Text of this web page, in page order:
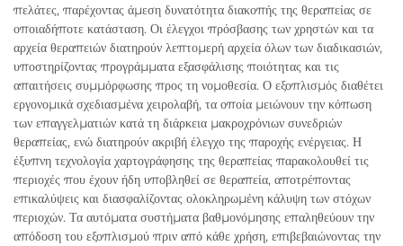
πελάτες, παρέχοντας άμεση δυνατότητα διακοπής της θεραπείας σε
οποιαδήποτε κατάσταση. Οι έλεγχοι πρόσβασης των χρηστών και τα
αρχεία θεραπειών διατηρούν λεπτομερή αρχεία όλων των διαδικασιών,
υποστηρίζοντας προγράμματα εξασφάλισης ποιότητας και τις
απαιτήσεις συμμόρφωσης προς τη νομοθεσία. Ο εξοπλισμός διαθέτει
εργονομικά σχεδιασμένα χειρολαβή, τα οποία μειώνουν την κόπωση
των επαγγελματιών κατά τη διάρκεια μακροχρόνιων συνεδριών
θεραπείας, ενώ διατηρούν ακριβή έλεγχο της παροχής ενέργειας. Η
έξυπνη τεχνολογία χαρτογράφησης της θεραπείας παρακολουθεί τις
περιοχές που έχουν ήδη υποβληθεί σε θεραπεία, αποτρέποντας
επικαλύψεις και διασφαλίζοντας ολοκληρωμένη κάλυψη των στόχων
περιοχών. Τα αυτόματα συστήματα βαθμονόμησης επαληθεύουν την
απόδοση του εξοπλισμού πριν από κάθε χρήση, επιβεβαιώνοντας την